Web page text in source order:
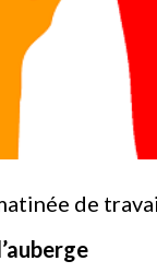
de